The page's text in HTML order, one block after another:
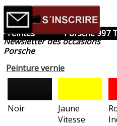
Newsletter des occasions
Porsche
Teintes Porsche 997
Peinture vernie
Noir
Jaune
Vitesse